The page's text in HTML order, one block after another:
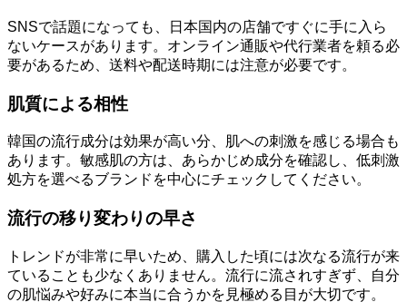
SNSで話題になっても、日本国内の店舗ですぐに手に入ら
ないケースがあります。オンライン通販や代行業者を頼る必
要があるため、送料や配送時期には注意が必要です。
肌質による相性
韓国の流行成分は効果が高い分、肌への刺激を感じる場合も
あります。敏感肌の方は、あらかじめ成分を確認し、低刺激
処方を選べるブランドを中心にチェックしてください。
流行の移り変わりの早さ
トレンドが非常に早いため、購入した頃には次なる流行が来
ていることも少なくありません。流行に流されすぎず、自分
の肌悩みや好みに本当に合うかを見極める目が大切です。